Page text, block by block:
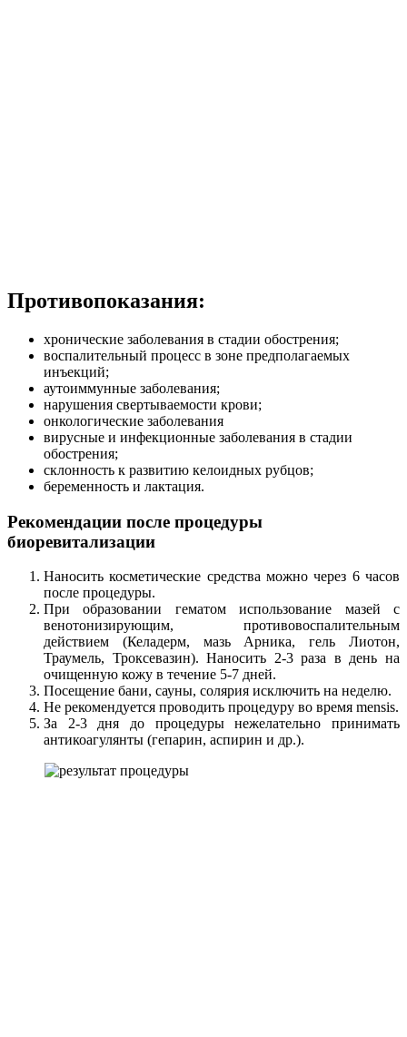
Противопоказания:
хронические заболевания в стадии обострения;
воспалительный процесс в зоне предполагаемых
инъекций;
аутоиммунные заболевания;
нарушения свертываемости крови;
онкологические заболевания
вирусные и инфекционные заболевания в стадии
обострения;
склонность к развитию келоидных рубцов;
беременность и лактация.
Рекомендации после процедуры
биоревитализации
Наносить косметические средства можно через 6 часов
после процедуры.
При образовании гематом использование мазей с
венотонизирующим, противовоспалительным
действием (Келадерм, мазь Арника, гель Лиотон,
Траумель, Троксевазин). Наносить 2-3 раза в день на
очищенную кожу в течение 5-7 дней.
Посещение бани, сауны, солярия исключить на неделю.
Не рекомендуется проводить процедуру во время mensis.
За 2-3 дня до процедуры нежелательно принимать
антикоагулянты (гепарин, аспирин и др.).